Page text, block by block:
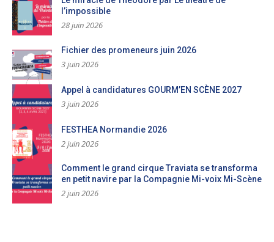
l’impossible
28 juin 2026
Fichier des promeneurs juin 2026
3 juin 2026
Appel à candidatures GOURM’EN SCÈNE 2027
3 juin 2026
FESTHEA Normandie 2026
2 juin 2026
Comment le grand cirque Traviata se transforma
en petit navire par la Compagnie Mi-voix Mi-Scène
2 juin 2026